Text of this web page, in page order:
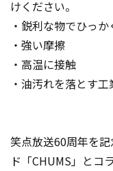
けください。
・鋭利な物でひっか
・強い摩擦
・高温に接触
・油汚れを落とす
笑点放送60周年を
ド「CHUMS」とコ